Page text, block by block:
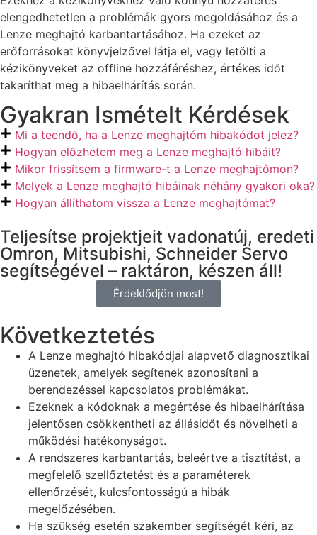
elengedhetetlen a problémák gyors megoldásához és a
Lenze meghajtó karbantartásához. Ha ezeket az
erőforrásokat könyvjelzővel látja el, vagy letölti a
kézikönyveket az offline hozzáféréshez, értékes időt
takaríthat meg a hibaelhárítás során.
Gyakran Ismételt Kérdések
Mi a teendő, ha a Lenze meghajtóm hibakódot jelez?
Hogyan előzhetem meg a Lenze meghajtó hibáit?
Mikor frissítsem a firmware-t a Lenze meghajtómon?
Melyek a Lenze meghajtó hibáinak néhány gyakori oka?
Hogyan állíthatom vissza a Lenze meghajtómat?
Teljesítse projektjeit vadonatúj, eredeti
Omron, Mitsubishi, Schneider Servo
segítségével – raktáron, készen áll!
Érdeklődjön most!
Következtetés
A Lenze meghajtó hibakódjai alapvető diagnosztikai
üzenetek, amelyek segítenek azonosítani a
berendezéssel kapcsolatos problémákat.
Ezeknek a kódoknak a megértése és hibaelhárítása
jelentősen csökkentheti az állásidőt és növelheti a
működési hatékonyságot.
A rendszeres karbantartás, beleértve a tisztítást, a
megfelelő szellőztetést és a paraméterek
ellenőrzését, kulcsfontosságú a hibák
megelőzésében.
Ha szükség esetén szakember segítségét kéri, az